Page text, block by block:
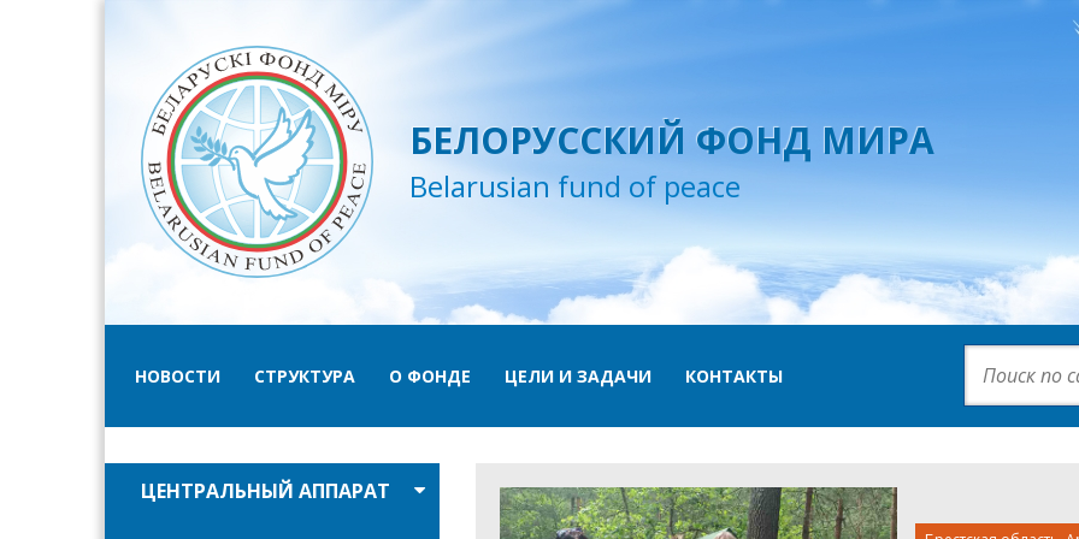
БЕЛОРУССКИЙ ФОНД МИРА
Belarusian fund of peace
НОВОСТИ СТРУКТУРА О ФОНДЕ ЦЕЛИ И ЗАДАЧИ КОНТАКТЫ
ЦЕНТРАЛЬНЫЙ АППАРАТ